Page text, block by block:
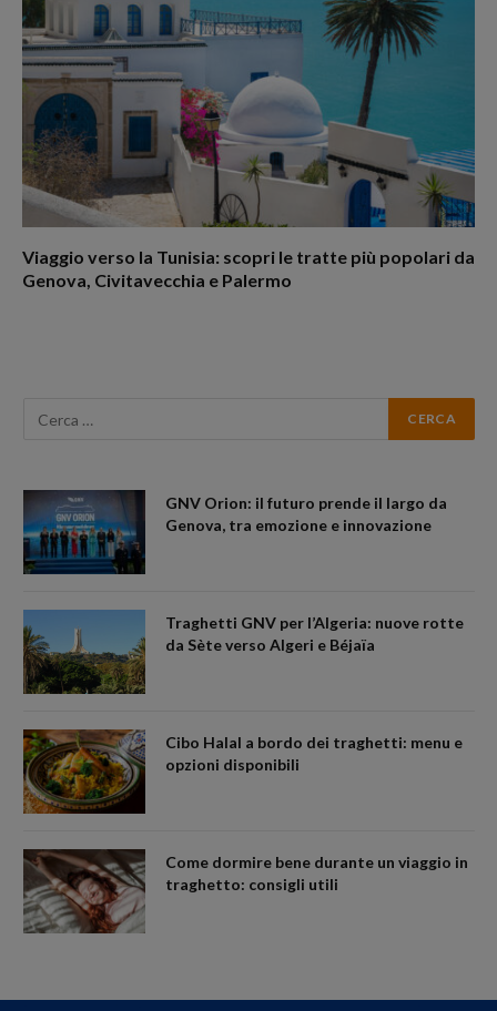
Viaggio verso la Tunisia: scopri le tratte più popolari da
Genova, Civitavecchia e Palermo
GNV Orion: il futuro prende il largo da
Genova, tra emozione e innovazione
Traghetti GNV per l’Algeria: nuove rotte
da Sète verso Algeri e Béjaïa
Cibo Halal a bordo dei traghetti: menu e
opzioni disponibili
Come dormire bene durante un viaggio in
traghetto: consigli utili